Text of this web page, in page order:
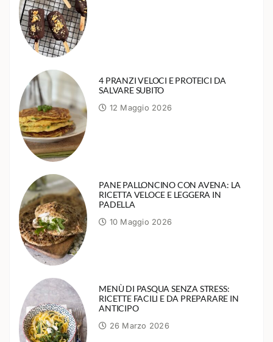
4 PRANZI VELOCI E PROTEICI DA
SALVARE SUBITO
12 Maggio 2026
PANE PALLONCINO CON AVENA: LA
RICETTA VELOCE E LEGGERA IN
PADELLA
10 Maggio 2026
MENÙ DI PASQUA SENZA STRESS:
RICETTE FACILI E DA PREPARARE IN
ANTICIPO
26 Marzo 2026